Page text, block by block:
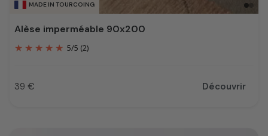
MADE IN TOURCOING
Alèse imperméable 90x200
5/5 (2)
Prix
39 € Découvrir